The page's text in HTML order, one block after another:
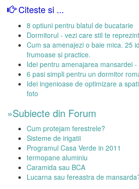
Citeste si ...
8 optiuni pentru blatul de bucatarie
Dormitorul - vezi care stil te
Cum sa amenajezi o baie mica. 25
frumoase si practice.
Idei pentru amenajarea mansardei
6 pasi simpli pentru un dormitor
Idei ingenioase de optimizare a
foto
»Subiecte din Forum
Cum protejam ferestrele?
Sisteme de irigatii
Programul Casa Verde in 2011
termopane aluminiu
Caramida sau BCA
Lucarna sau fereastra de